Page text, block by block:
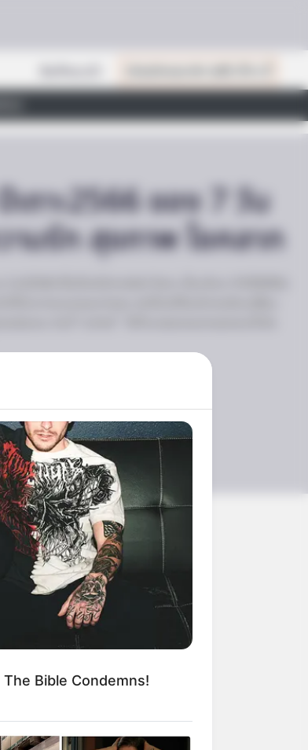
ถาะ2566 ของ 7 วัน
ามรัก สุขภาพ โชคลาภ
ำให้วิถี
ปรับ
าของ
Bible Condemns!
Don't Know That These 8
Are Muslim